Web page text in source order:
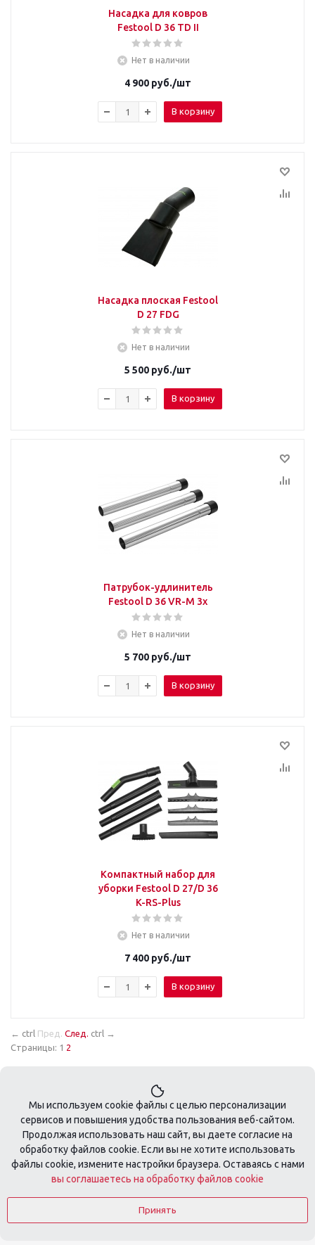
Насадка для ковров
Festool D 36 TD II
Нет в наличии
4 900 руб./шт
В корзину
Насадка плоская Festool
D 27 FDG
Нет в наличии
5 500 руб./шт
В корзину
Патрубок-удлинитель
Festool D 36 VR-M 3x
Нет в наличии
5 700 руб./шт
В корзину
Компактный набор для
уборки Festool D 27/D 36
K-RS-Plus
Нет в наличии
7 400 руб./шт
В корзину
← ctrl Пред. След. ctrl →
Страницы: 1 2
+7 495 410-08-74
zakaz@tools-profi.ru
Мы используем cookie файлы с целью персонализации
сервисов и повышения удобства пользования веб-сайтом.
Продолжая использовать наш сайт, вы даете согласие на
обработку файлов cookie. Если вы не хотите использовать
файлы cookie, измените настройки браузера. Оставаясь с нами
вы соглашаетесь на обработку файлов cookie
Принять